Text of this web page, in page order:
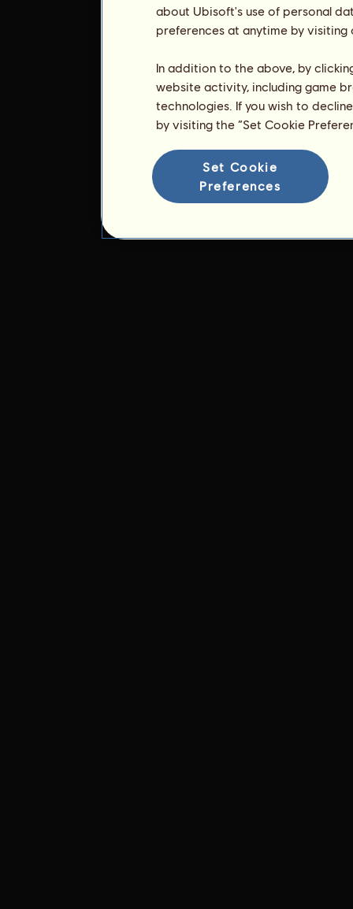
about Ubisoft's use of personal
preferences at anytime by
In addition to the above, by
website activity, including game
technologies. If you wish to
by visiting the “Set Cookie
Set Cookie
Preferences